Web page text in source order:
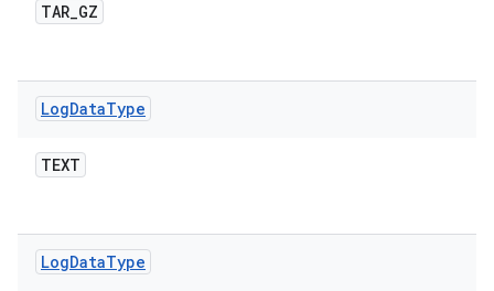
TAR_GZ
LogDataType
TEXT
LogDataType